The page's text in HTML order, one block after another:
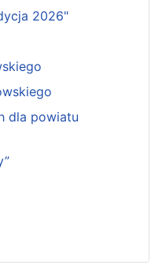
2026"
dla powiatu